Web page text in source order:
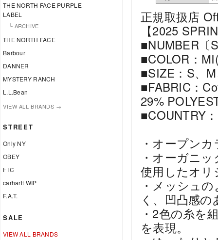
THE NORTH FACE PURPLE
LABEL
└ ARCHIVE
THE NORTH FACE
Barbour
DANNER
MYSTERY RANCH
L.L.Bean
VIEW ALL BRANDS →
STREET
Only NY
OBEY
FTC
carhartt WIP
F.A.T.
SALE
VIEW ALL BRANDS
正規取扱店
【2025
■NUMBER〔
■COLOR：
■SIZE：S、
■FABRIC：
29%
■COUNTRY
・オープン
・オーガニ
使用したオ
・メッシュ
く、凹凸感
・2色の糸を
を表現。